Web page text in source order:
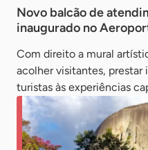
Novo balcão de
inaugurado no
Com direito a mural
acolher visitantes,
turistas às experiências